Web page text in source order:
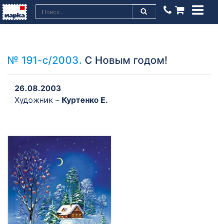
№ 191-с/2003. С Новым годом!
26.08.2003
Художник – Куртенко Е.